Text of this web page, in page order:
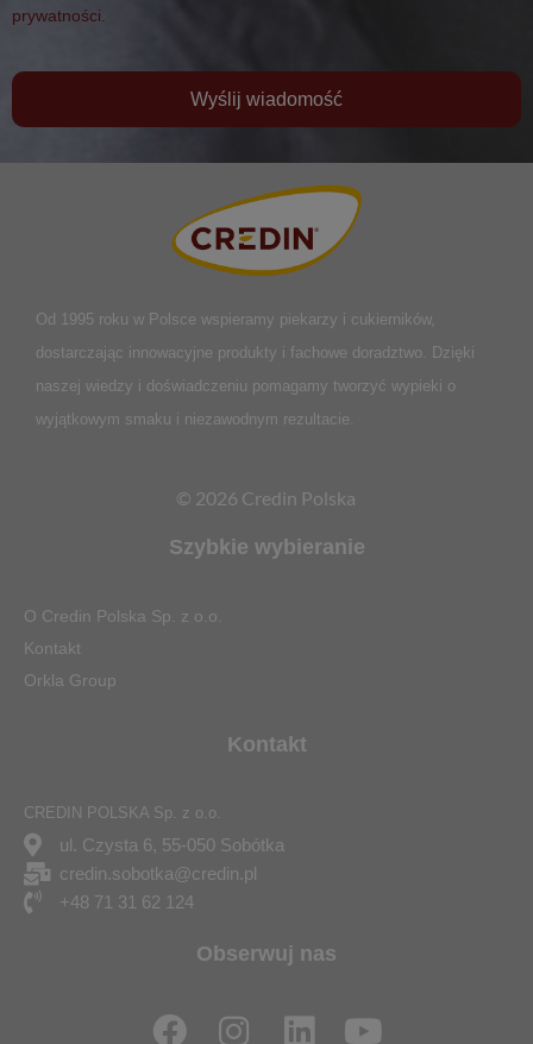
prywatności.
Wyślij wiadomość
Od 1995 roku w Polsce wspieramy piekarzy i cukierników,
dostarczając innowacyjne produkty i fachowe doradztwo. Dzięki
naszej wiedzy i doświadczeniu pomagamy tworzyć wypieki o
wyjątkowym smaku i niezawodnym rezultacie.
© 2026 Credin Polska
Szybkie wybieranie
O Credin Polska Sp. z o.o.
Kontakt
Orkla Group
Kontakt
CREDIN POLSKA Sp. z o.o.
ul. Czysta 6, 55-050 Sobótka
credin.sobotka@credin.pl
+48 71 31 62 124
Obserwuj nas
F
I
L
Y